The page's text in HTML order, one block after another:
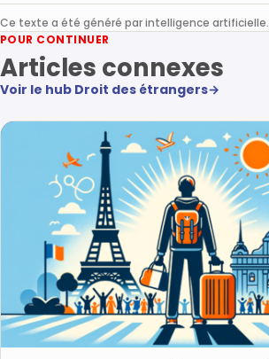
Ce texte a été généré par intelligence artificielle.
POUR CONTINUER
Articles connexes
Voir le hub Droit des étrangers→